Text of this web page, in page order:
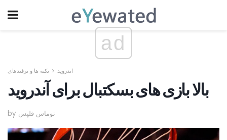
ad
اندروید نکته ها و ترفندهای
بالا بازی های بسکتبال برای آندروید
by توماس فلپس